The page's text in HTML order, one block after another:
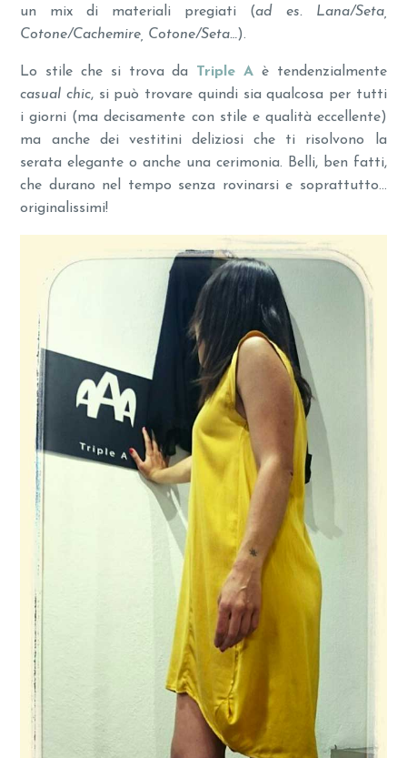
un mix di materiali pregiati (ad es. Lana/Seta,
Cotone/Cachemire, Cotone/Seta…).
Lo stile che si trova da Triple A è tendenzialmente
casual chic, si può trovare quindi sia qualcosa per tutti
i giorni (ma decisamente con stile e qualità eccellente)
ma anche dei vestitini deliziosi che ti risolvono la
serata elegante o anche una cerimonia. Belli, ben fatti,
che durano nel tempo senza rovinarsi e soprattutto…
originalissimi!